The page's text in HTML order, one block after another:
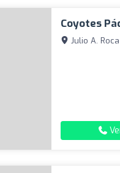
Coyotes
Julio A.